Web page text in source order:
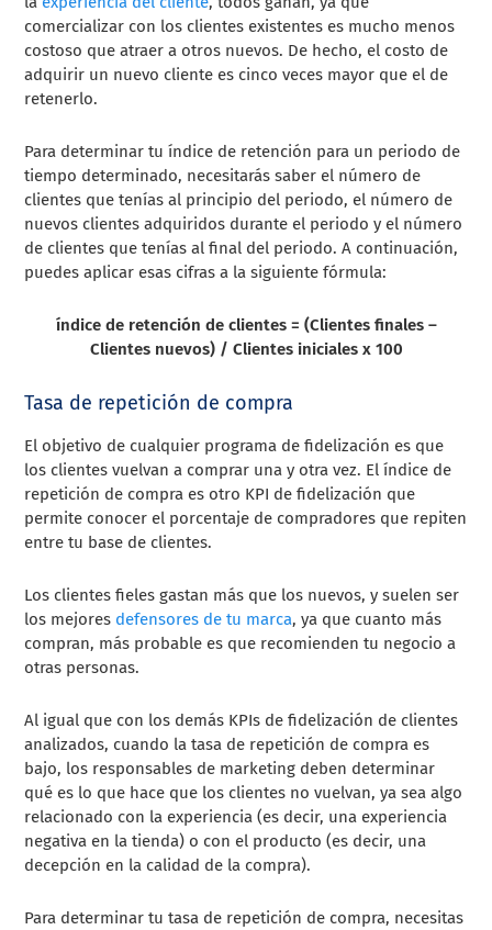
comercializar con los clientes existentes es mucho menos
costoso que atraer a otros nuevos. De hecho, el costo de
adquirir un nuevo cliente es cinco veces mayor que el de
retenerlo.
Para determinar tu índice de retención para un periodo de
tiempo determinado, necesitarás saber el número de
clientes que tenías al principio del periodo, el número de
nuevos clientes adquiridos durante el periodo y el número
de clientes que tenías al final del periodo. A continuación,
puedes aplicar esas cifras a la siguiente fórmula:
índice de retención de clientes = (Clientes finales –
Clientes nuevos) / Clientes iniciales x 100
Tasa de repetición de compra
El objetivo de cualquier programa de fidelización es que
los clientes vuelvan a comprar una y otra vez. El índice de
repetición de compra es otro KPI de fidelización que
permite conocer el porcentaje de compradores que repiten
entre tu base de clientes.
Los clientes fieles gastan más que los nuevos, y suelen ser
los mejores defensores de tu marca, ya que cuanto más
compran, más probable es que recomienden tu negocio a
otras personas.
Al igual que con los demás KPIs de fidelización de clientes
analizados, cuando la tasa de repetición de compra es
bajo, los responsables de marketing deben determinar
qué es lo que hace que los clientes no vuelvan, ya sea algo
relacionado con la experiencia (es decir, una experiencia
negativa en la tienda) o con el producto (es decir, una
decepción en la calidad de la compra).
Para determinar tu tasa de repetición de compra, necesitas